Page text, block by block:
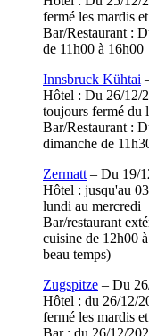
fermé les mardis
Bar/Restaurant :
de 11h00 à 16h00
Innsbruck Kühtai
Hôtel : Du 26/12/
toujours fermé du
Bar/Restaurant :
dimanche de
Zermatt – Du 19/
Hôtel : jusqu'au
lundi au mercredi
Bar/restaurant
cuisine de 12h00
beau temps)
Zugspitze – Du
Hôtel : du 26/12/
fermé les mardis
Bar : du 26/12/